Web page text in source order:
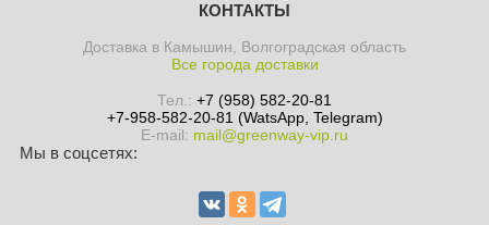
КОНТАКТЫ
Доставка в Камышин, Волгоградская область
Все города доставки
Тел.: +7 (958) 582-20-81
+7-958-582-20-81 (WatsApp, Telegram)
E-mail: mail@greenway-vip.ru
Мы в соцсетях: